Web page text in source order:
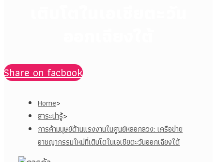
Share on facbook
Home>
สาระน่ารู้>
การค้ามนุษย์ด้านแรงงานในศูนย์หลอกลวง: เครือข่าย
อาชญากรรมใหม่ที่เติบโตในเอเชียตะวันออกเฉียงใต้